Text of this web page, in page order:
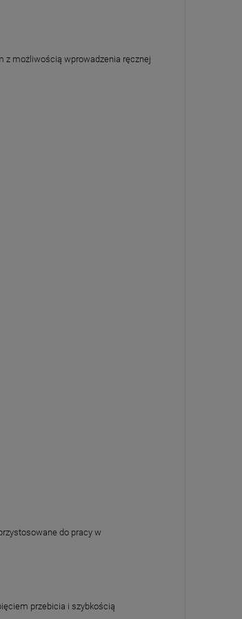
z możliwością wprowadzenia ręcznej
do pracy w
przebicia i szybkością